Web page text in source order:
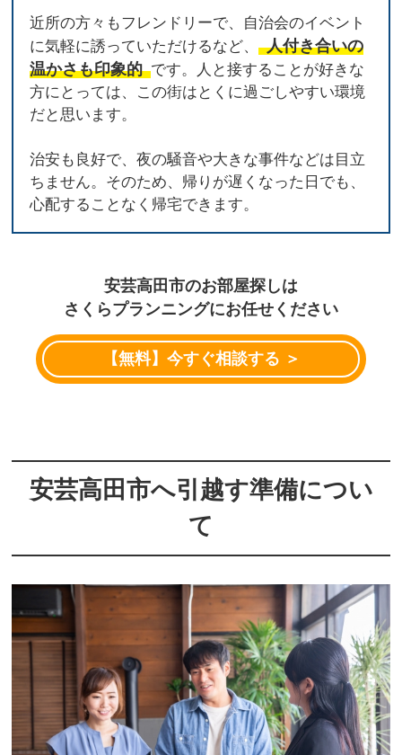
近所の方々もフレンドリーで、自治会のイベント
に気軽に誘っていただけるなど、 人付き合いの
温かさも印象的 です。人と接することが好きな
方にとっては、この街はとくに過ごしやすい環境
だと思います。
治安も良好で、夜の騒音や大きな事件などは目立
ちません。そのため、帰りが遅くなった日でも、
心配することなく帰宅できます。
安芸高田市のお部屋探しは
さくらプランニングにお任せください
【無料】今すぐ相談する ＞
安芸高田市へ引越す準備につい
て